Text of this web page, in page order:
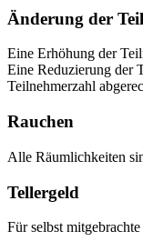
Änderung der
Eine Erhöhung der
Eine Reduzierung der
Teilnehmerzahl
Rauchen
Alle Räumlichkeiten
Tellergeld
Für selbst